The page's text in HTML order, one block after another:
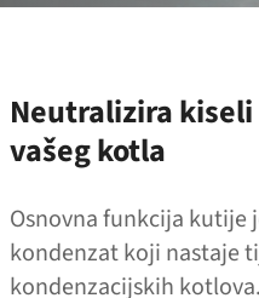
Neutralizira
vašeg kotla
Osnovna funkcija kutije
kondenzat koji nastaje
kondenzacijskih